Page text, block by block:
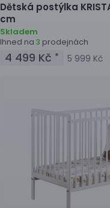
Dětská postýlka
cm
Skladem
Ihned na 3 prodejnách
4 499 Kč * 5 999 Kč